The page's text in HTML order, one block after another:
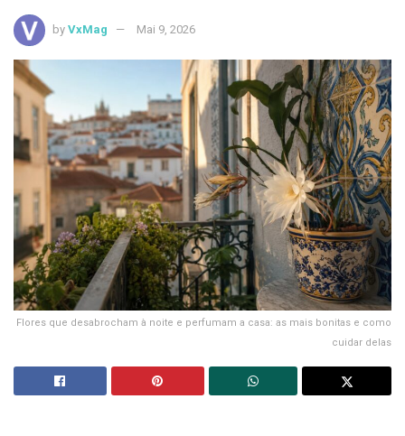
by VxMag Mai 9, 2026
Flores que desabrocham à noite e perfumam a casa: as mais bonitas e como
cuidar delas